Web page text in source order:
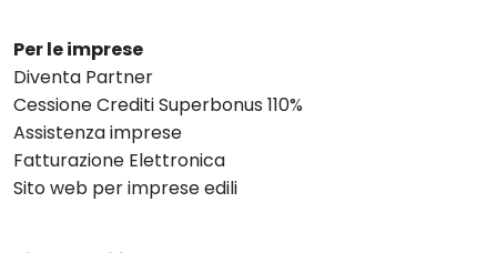
Per le imprese
Diventa Partner
Cessione Crediti Superbonus 110%
Assistenza imprese
Fatturazione Elettronica
Sito web per imprese edili